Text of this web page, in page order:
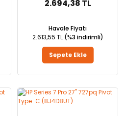
2.694,38 TL
Havale Fiyatı
2.613,55 TL (%3 indirimli)
Sepete Ekle